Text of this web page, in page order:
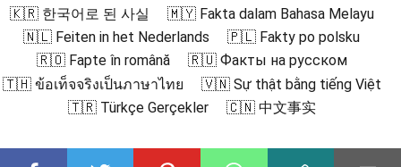
🇰🇷 한국어로 된 사실
🇲🇾 Fakta dalam Bahasa Melayu
🇳🇱 Feiten in het Nederlands
🇵🇱 Fakty po polsku
🇷🇴 Fapte în română
🇷🇺 Факты на русском
🇹🇭 ข้อเท็จจริงเป็นภาษาไทย
🇻🇳 Sự thật bằng tiếng Việt
🇹🇷 Türkçe Gerçekler
🇨🇳 中文事实